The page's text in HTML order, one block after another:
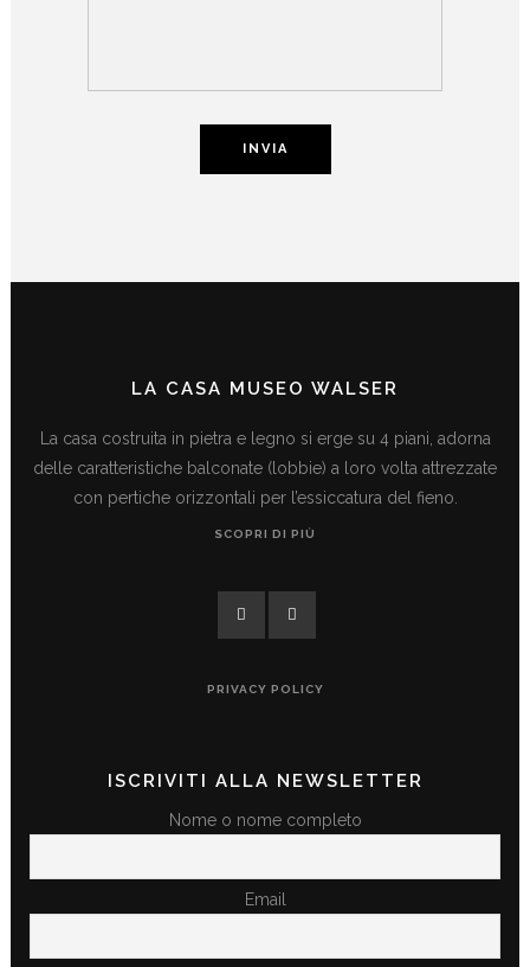
LA CASA MUSEO WALSER
La casa costruita in pietra e legno si erge su 4 piani, adorna
delle caratteristiche balconate (lobbie) a loro volta attrezzate
con pertiche orizzontali per l’essiccatura del fieno.
SCOPRI DI PIÙ
PRIVACY POLICY
ISCRIVITI ALLA NEWSLETTER
Nome o nome completo
Email